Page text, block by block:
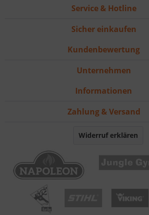
Service & Hotline
Sicher einkaufen
Kundenbewertung
Unternehmen
Informationen
Zahlung & Versand
Widerruf erklären